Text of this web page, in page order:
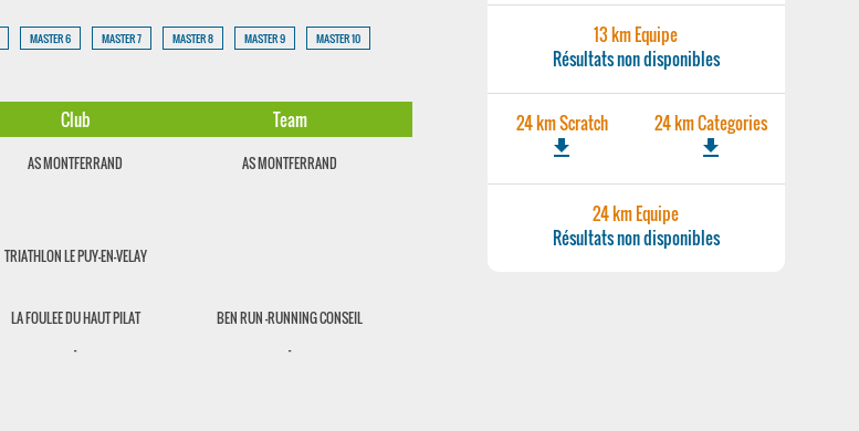
MASTER 6 MASTER 7 MASTER 8 MASTER 9 MASTER 10
Club Team
AS MONTFERRAND
AS MONTFERRAND
TRIATHLON LE PUY-EN-VELAY
LA FOULEE DU HAUT PILAT
BEN RUN -RUNNING CONSEIL
-
-
13 km Equipe
Résultats non disponibles
24 km Scratch
file_download
24 km Categories
file_download
24 km Equipe
Résultats non disponibles